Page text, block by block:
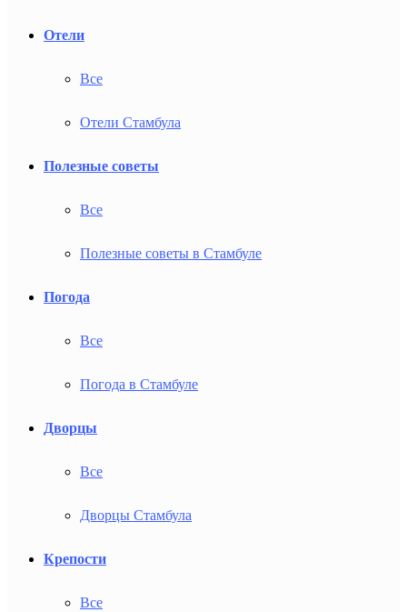
Отели
Все
Отели Стамбула
Полезные советы
Все
Полезные советы в Стамбуле
Погода
Все
Погода в Стамбуле
Дворцы
Все
Дворцы Стамбула
Крепости
Все